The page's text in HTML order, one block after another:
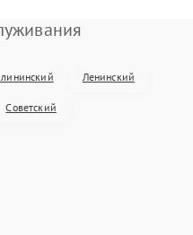
Ленинский
Советский